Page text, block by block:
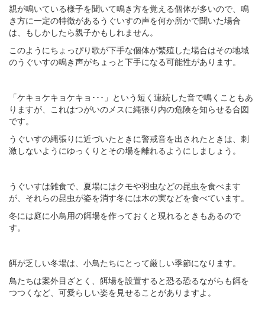
親が鳴いている様子を聞いて鳴き方を覚える個体が多いので、鳴
き方に一定の特徴があるうぐいすの声を何か所かで聞いた場合
は、もしかしたら親子かもしれません。
このようにちょっぴり歌が下手な個体が繁殖した場合はその地域
のうぐいすの鳴き声がちょっと下手になる可能性があります。
「ケキョケキョケキョ･･･」という短く連続した音で鳴くこともあ
りますが、これはつがいのメスに縄張り内の危険を知らせる合図
です。
うぐいすの縄張りに近づいたときに警戒音を出されたときは、刺
激しないようにゆっくりとその場を離れるようにしましょう。
うぐいすは雑食で、夏場にはクモや羽虫などの昆虫を食べます
が、それらの昆虫が姿を消す冬には木の実などを食べています。
冬には庭に小鳥用の餌場を作っておくと現れるときもあるので
す。
餌が乏しい冬場は、小鳥たちにとって厳しい季節になります。
鳥たちは案外目ざとく、餌場を設置すると恐る恐るながらも餌を
つつくなど、可愛らしい姿を見せることがありますよ。